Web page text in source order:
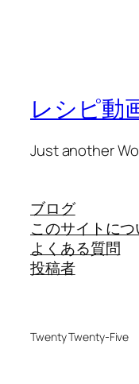
レシピ動
Just another
ブログ
このサイトにつ
よくある質問
投稿者
Twenty Twenty-Five